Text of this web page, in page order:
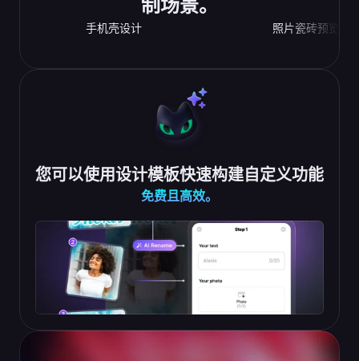
制场景。
手机壳设计 照片瓷砖预览
您可以使用设计模板快速构建自定义功能
免费且高效。